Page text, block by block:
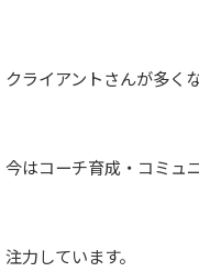
クライアントさんが多く
今はコーチ育成・コミュ
注力しています。